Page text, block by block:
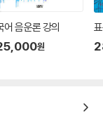
어 음운론 강의
원